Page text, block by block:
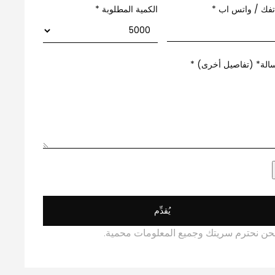
/ واتس اب * الكمية المطلوبة *
(تفاصيل أخرى) *
يُقدِّم
نحترم سريتك وجميع المعلومات محمية.